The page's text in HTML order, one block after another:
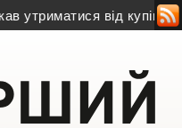
від купівлі